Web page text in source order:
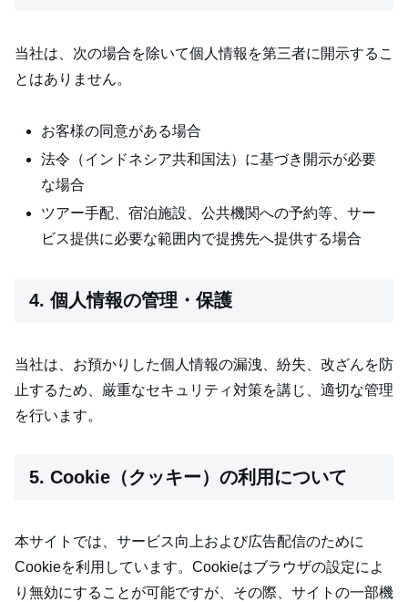
当社は、次の場合を除いて個人情報を第三者に開示するこ
とはありません。
お客様の同意がある場合
法令（インドネシア共和国法）に基づき開示が必要
な場合
ツアー手配、宿泊施設、公共機関への予約等、サー
ビス提供に必要な範囲内で提携先へ提供する場合
4. 個人情報の管理・保護
当社は、お預かりした個人情報の漏洩、紛失、改ざんを防
止するため、厳重なセキュリティ対策を講じ、適切な管理
を行います。
5. Cookie（クッキー）の利用について
本サイトでは、サービス向上および広告配信のために
Cookieを利用しています。Cookieはブラウザの設定によ
り無効にすることが可能ですが、その際、サイトの一部機